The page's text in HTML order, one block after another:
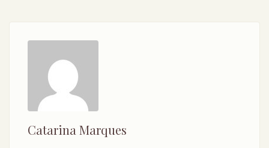
Catarina Marques